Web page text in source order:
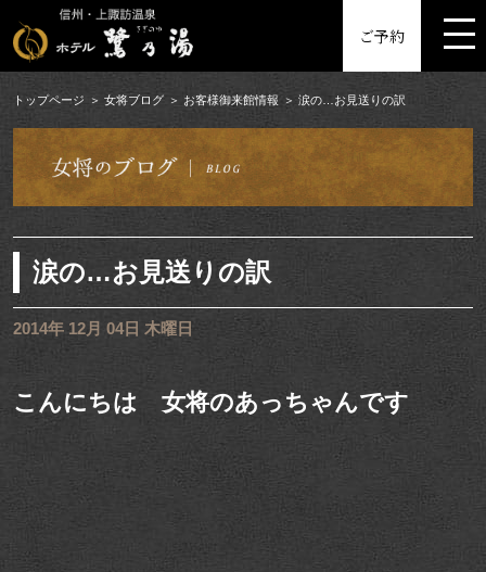
ご予約
トップページ 女将ブログ お客様御来館情報 涙の…お見送りの訳
涙の…お見送りの訳
2014年 12月 04日 木曜日
こんにちは 女将のあっちゃんです